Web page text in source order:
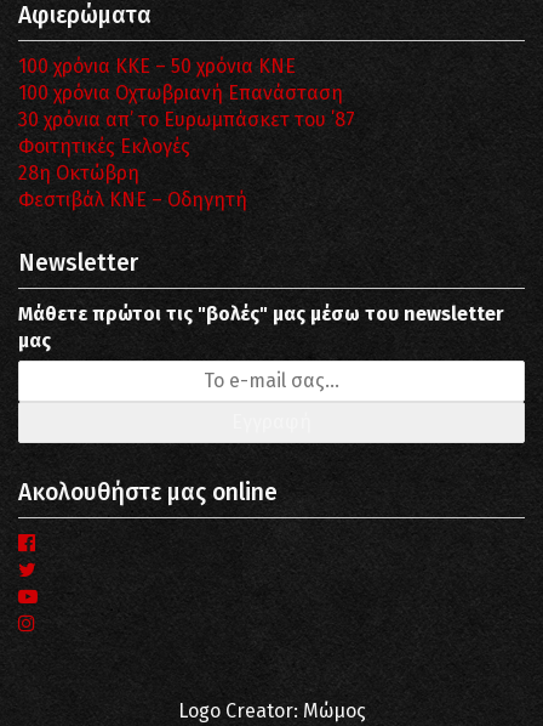
Αφιερώματα
100 χρόνια ΚΚΕ – 50 χρόνια ΚΝΕ
100 χρόνια Οχτωβριανή Επανάσταση
30 χρόνια απ’ το Ευρωμπάσκετ του ΄87
Φοιτητικές Εκλογές
28η Οκτώβρη
Φεστιβάλ ΚΝΕ – Οδηγητή
Newsletter
Μάθετε πρώτοι τις "βολές" μας μέσω του newsletter
μας
Ακολουθήστε μας online
Logo Creator: Μώμος